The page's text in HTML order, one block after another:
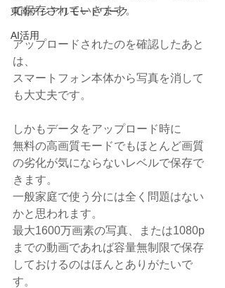
東南アジアリモートワーク
AI活用
て保存されていきます。
アップロードされたのを確認したあと
は、
スマートフォン本体から写真を消して
も大丈夫です。
しかもデータをアップロード時に
無料の高画質モードでもほとんど画質
の劣化が気にならないレベルで保存で
きます。
一般家庭で使う分には全く問題はない
かと思われます。
最大1600万画素の写真、または1080p
までの動画であれば容量無制限で保存
しておけるのはほんとありがたいで
す。